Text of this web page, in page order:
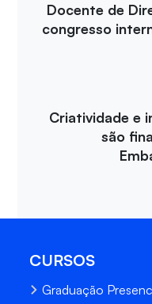
Docente de
congresso
Criatividade e
são
CURSOS
Graduação